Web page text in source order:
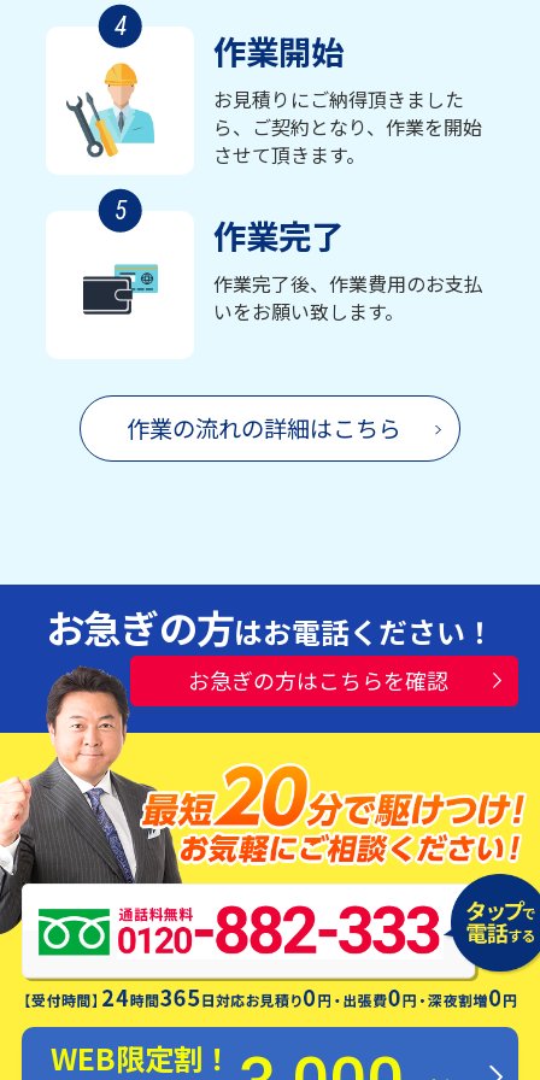
4
作業開始
お見積りにご納得頂きました
ら、ご契約となり、作業を開始
させて頂きます。
5
作業完了
作業完了後、作業費用のお支払
いをお願い致します。
作業の流れの詳細はこちら
お急ぎの方はお電話ください！
お急ぎの方はこちらを確認
水漏れ・つまり・修理お電話一本ですぐ
にお伺いします！
WEB限定割！